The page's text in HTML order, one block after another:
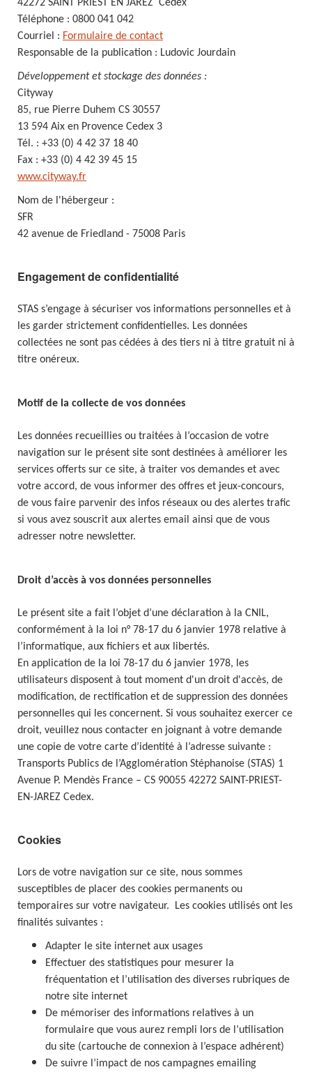
42272 SAINT PRIEST EN JAREZ Cedex
Téléphone : 0800 041 042
Courriel : Formulaire de contact
Responsable de la publication : Ludovic Jourdain
Développement et stockage des données :
Cityway
85, rue Pierre Duhem CS 30557
13 594 Aix en Provence Cedex 3
Tél. : +33 (0) 4 42 37 18 40
Fax : +33 (0) 4 42 39 45 15
www.cityway.fr
Nom de l'hébergeur :
SFR
42 avenue de Friedland - 75008 Paris
Engagement de confidentialité
STAS s’engage à sécuriser vos informations personnelles et à
les garder strictement confidentielles. Les données
collectées ne sont pas cédées à des tiers ni à titre gratuit ni à
titre onéreux.
Motif de la collecte de vos données
Les données recueillies ou traitées à l’occasion de votre
navigation sur le présent site sont destinées à améliorer les
services offerts sur ce site, à traiter vos demandes et avec
votre accord, de vous informer des offres et jeux-concours,
de vous faire parvenir des infos réseaux ou des alertes trafic
si vous avez souscrit aux alertes email ainsi que de vous
adresser notre newsletter.
Droit d’accès à vos données personnelles
Le présent site a fait l’objet d’une déclaration à la CNIL,
conformément à la loi n° 78-17 du 6 janvier 1978 relative à
l’informatique, aux fichiers et aux libertés.
En application de la loi 78-17 du 6 janvier 1978, les
utilisateurs disposent à tout moment d'un droit d'accès, de
modification, de rectification et de suppression des données
personnelles qui les concernent. Si vous souhaitez exercer ce
droit, veuillez nous contacter en joignant à votre demande
une copie de votre carte d’identité à l’adresse suivante :
Transports Publics de l’Agglomération Stéphanoise (STAS) 1
Avenue P. Mendès France – CS 90055 42272 SAINT-PRIEST-
EN-JAREZ Cedex.
Cookies
Lors de votre navigation sur ce site, nous sommes
susceptibles de placer des cookies permanents ou
temporaires sur votre navigateur. Les cookies utilisés ont les
finalités suivantes :
Adapter le site internet aux usages
Effectuer des statistiques pour mesurer la
fréquentation et l’utilisation des diverses rubriques de
notre site internet
De mémoriser des informations relatives à un
formulaire que vous aurez rempli lors de l’utilisation
du site (cartouche de connexion à l’espace adhérent)
De suivre l’impact de nos campagnes emailing